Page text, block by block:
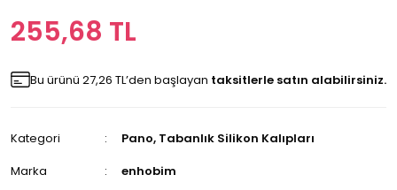
255,68 TL
Bu ürünü 27,26 TL’den başlayan taksitlerle satın alabilirsiniz.
Kategori
Pano, Tabanlık Silikon Kalıpları
Marka
enhobim